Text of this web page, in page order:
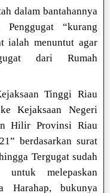
dalam bantahannya
“kurang
ialah menuntut agar
dari Rumah
Tinggi Riau
Kejaksaan Negeri
Hilir Provinsi Riau
berdasarkan surat
Tergugat sudah
untuk melepaskan
Harahap, bukunya